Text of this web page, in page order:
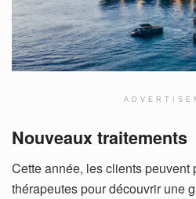
Nouveaux traitements
Cette année, les clients peuvent
thérapeutes pour découvrir une